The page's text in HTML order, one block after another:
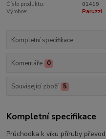
Číslo produktu:
01419
Výrobce:
Paruzzi
Kompletní specifikace
Komentáře 0
Související zboží 5
Kompletní specifikace
Průchodka k víku příruby